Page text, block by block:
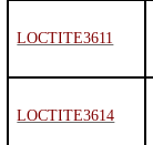
LOCTITE3611
LOCTITE3614